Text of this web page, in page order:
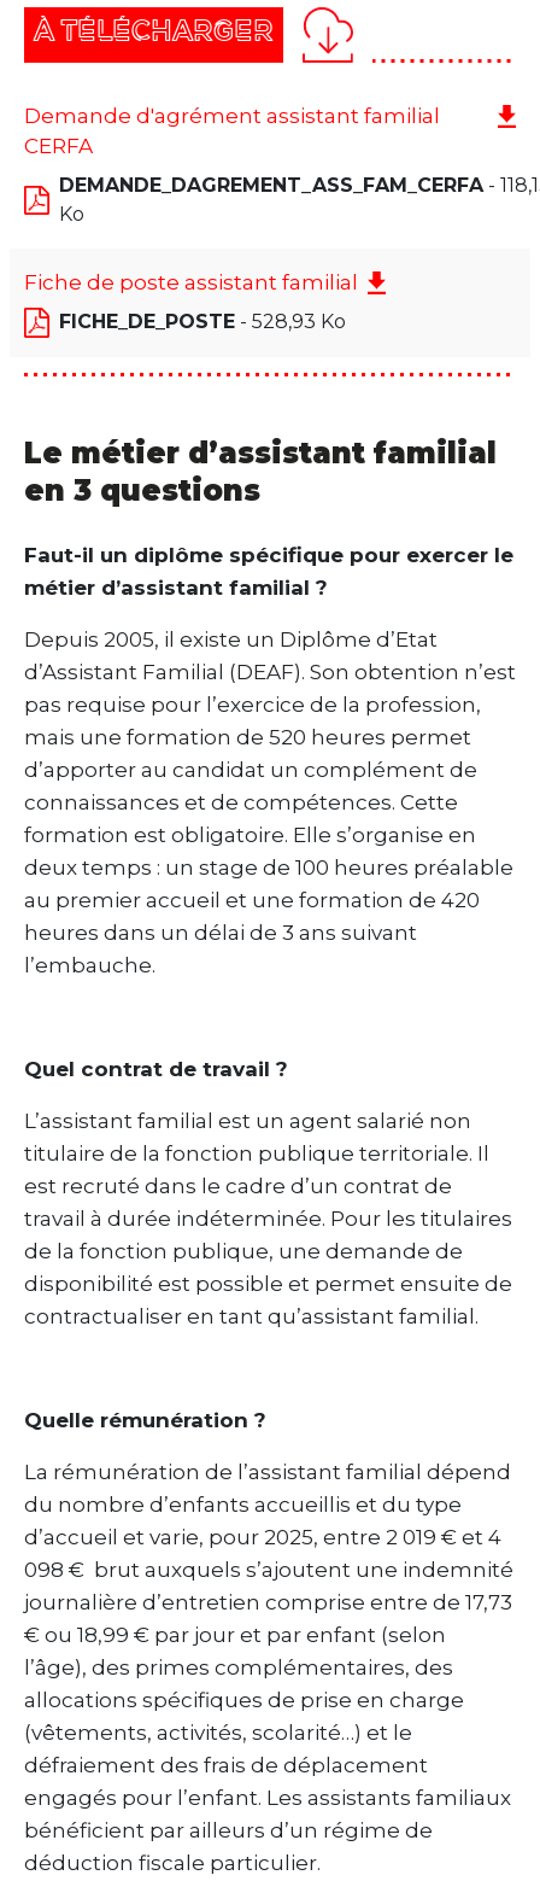
À TÉLÉCHARGER
Demande d'agrément assistant familial
CERFA
DEMANDE_DAGREMENT_ASS_FAM_CERFA-
Ko
Fiche de poste assistant familial
FICHE_DE_POSTE - 528,93 Ko
Le métier d’assistant familial
en 3 questions
Faut-il un diplôme spécifique pour exercer le
métier d’assistant familial ?
Depuis 2005, il existe un Diplôme d’Etat
d’Assistant Familial (DEAF). Son obtention n’est
pas requise pour l’exercice de la profession,
mais une formation de 520 heures permet
d’apporter au candidat un complément de
connaissances et de compétences. Cette
formation est obligatoire. Elle s’organise en
deux temps : un stage de 100 heures préalable
au premier accueil et une formation de 420
heures dans un délai de 3 ans suivant
l’embauche.
Quel contrat de travail ?
L’assistant familial est un agent salarié non
titulaire de la fonction publique territoriale. Il
est recruté dans le cadre d’un contrat de
travail à durée indéterminée. Pour les titulaires
de la fonction publique, une demande de
disponibilité est possible et permet ensuite de
contractualiser en tant qu’assistant familial.
Quelle rémunération ?
La rémunération de l’assistant familial dépend
du nombre d’enfants accueillis et du type
d’accueil et varie, pour 2025, entre 2 019 € et 4
098 € brut auxquels s’ajoutent une indemnité
journalière d’entretien comprise entre de 17,73
€ ou 18,99 € par jour et par enfant (selon
l’âge), des primes complémentaires, des
allocations spécifiques de prise en charge
(vêtements, activités, scolarité…) et le
défraiement des frais de déplacement
engagés pour l’enfant. Les assistants familiaux
bénéficient par ailleurs d’un régime de
déduction fiscale particulier.